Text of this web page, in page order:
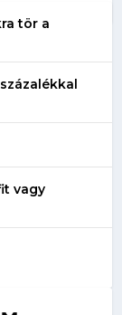
tör a
vagy